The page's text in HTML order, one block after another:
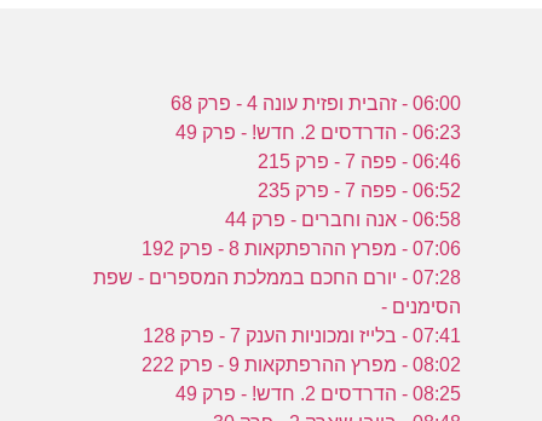
06:00 - זהבית ופזית עונה 4 - פרק 68
06:23 - הדרדסים 2. חדש! - פרק 49
06:46 - פפה 7 - פרק 215
06:52 - פפה 7 - פרק 235
06:58 - אנה וחברים - פרק 44
07:06 - מפרץ ההרפתקאות 8 - פרק 192
07:28 - יורם החכם בממלכת המספרים - שפת
הסימנים -
07:41 - בלייז ומכוניות הענק 7 - פרק 128
08:02 - מפרץ ההרפתקאות 9 - פרק 222
08:25 - הדרדסים 2. חדש! - פרק 49